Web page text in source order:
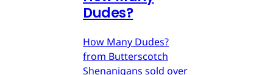
Dudes?
How Many Dudes?
from Butterscotch
Shenanigans sold over